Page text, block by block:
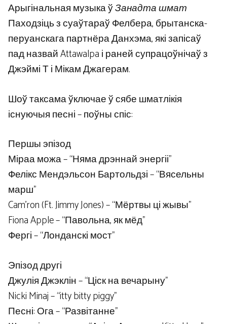
Арыгінальная музыка ўЗанадта шмат
Паходзіць з суаўтараў Фелбера, брытанска-
перуанскага партнёра Данхэма, які запісаў
пад назвай Attawalpa і раней супрацоўнічаў з
Джэймі Т і Мікам Джагерам.
Шоў таксама ўключае ў сябе шматлікія
існуючыя песні – поўны спіс:
Першы эпізод
Міраа можа – “Няма дрэннай энергіі”
Фелікс Мендэльсон Бартольдзі – “Вясельны
марш”
Cam’ron (Ft. Jimmy Jones) – “Мёртвы ці жывы”
Fiona Apple – “Павольна, як мёд”
Фергі – “Лонданскі мост”
Эпізод другі
Джулія Джэклін – “Ціск на вечарыну”
Nicki Minaj – “itty bitty piggy”
Песні: Ога – “Развітанне”